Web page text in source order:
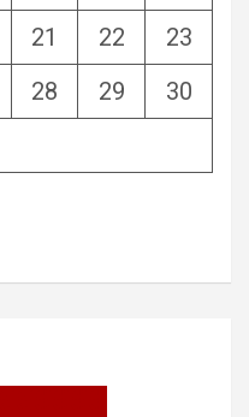
21 22
23
28 29
30